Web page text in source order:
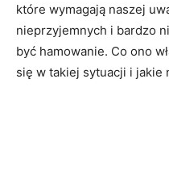
które wymagają naszej
nieprzyjemnych i bardzo
być hamowanie. Co ono
się w takiej sytuacji i jakie